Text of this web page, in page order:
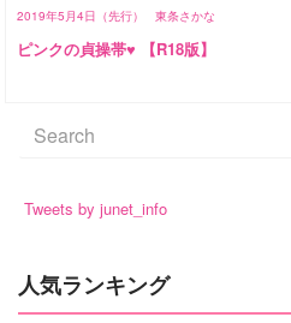
2019年5月4日（先行） 東条さかな
ピンクの貞操帯♥ 【R18版】
Tweets by junet_info
人気ランキング